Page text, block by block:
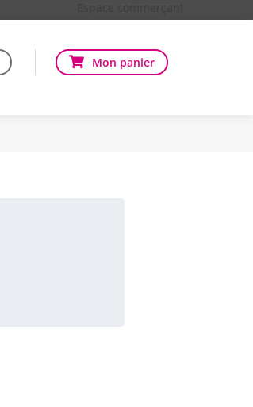
Mon panier